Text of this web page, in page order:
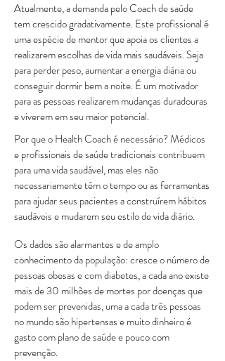
Atualmente, a demanda pelo Coach de saúde
tem crescido gradativamente. Este profissional é
uma espécie de mentor que apoia os clientes a
realizarem escolhas de vida mais saudáveis. Seja
para perder peso, aumentar a energia diária ou
conseguir dormir bem a noite. É um motivador
para as pessoas realizarem mudanças duradouras
e viverem em seu maior potencial.
Por que o Health Coach é necessário? Médicos
e profissionais de saúde tradicionais contribuem
para uma vida saudável, mas eles não
necessariamente têm o tempo ou as ferramentas
para ajudar seus pacientes a construírem hábitos
saudáveis e mudarem seu estilo de vida diário.
Os dados são alarmantes e de amplo
conhecimento da população: cresce o número de
pessoas obesas e com diabetes, a cada ano existe
mais de 30 milhões de mortes por doenças que
podem ser prevenidas, uma a cada três pessoas
no mundo são hipertensas e muito dinheiro é
gasto com plano de saúde e pouco com
prevenção.